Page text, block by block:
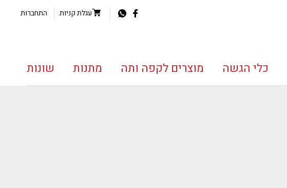
עגלת קניות התחברות
כלי הגשה מוצרים לקפה ותה מתנות שונות